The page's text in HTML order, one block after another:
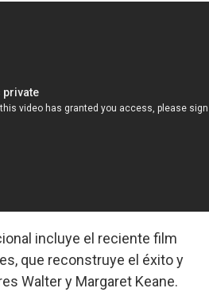
incluye el reciente film
que reconstruye el éxito y
Walter y Margaret Keane.